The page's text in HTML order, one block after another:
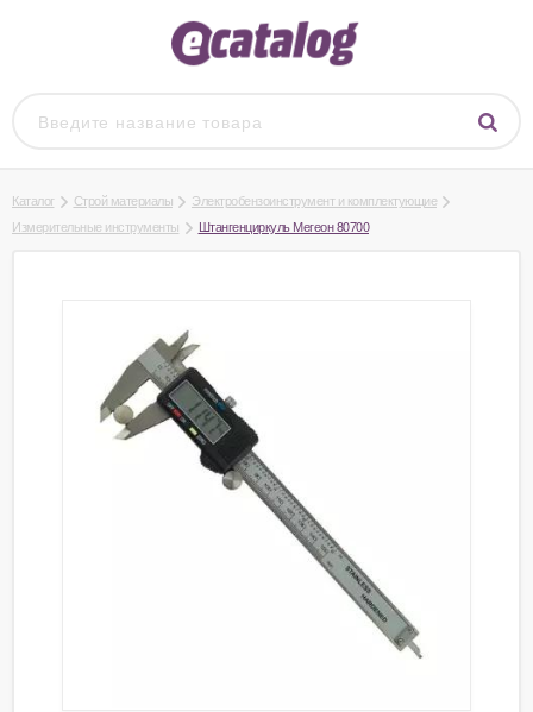
Каталог Строй материалы
Электробензоинструмент и комплектующие
Измерительные инструменты
Штангенциркуль Мегеон 80700